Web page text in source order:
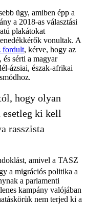
ügy, amiben épp a
a 2018-as választási
plakátokat
vonultak. A
fordult, kérve, hogy az
sérti a magyar
ázsiai, észak-afrikai
hogy olyan
esetleg ki kell
rasszista
amivel a TASZ
a migrációs politika a
a parlamenti
kampány valójában
nem terjed ki a